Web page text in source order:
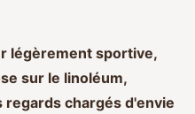
légèrement sportive,
sur le linoléum,
chargés d'envie